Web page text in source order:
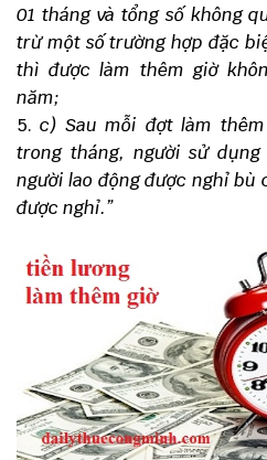
01 tháng và tổng số không
trừ một số trường hợp đặc
thì được làm thêm giờ
năm;
c) Sau mỗi đợt làm
trong tháng, người sử
người lao động được nghỉ bù
được nghỉ.”